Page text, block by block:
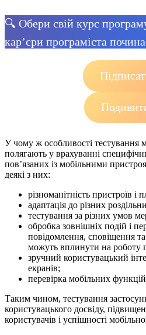
🔍 Обери свій курс
кар’єри програміста
У чому ж особливості тестування
полягають у врахуванні
пов’язаних із мобільними
деякі з них:
різноманітність пристроїв і
адаптація до різних
тестування за різних умов
обробка зовнішніх подій і
повідомлення, сповіщення та
можуть вплинути на роботу
зручний користувацький
екранів;
перевірка мобільних
Таким чином, тестування
користувацького досвіду,
користувачів і успішності